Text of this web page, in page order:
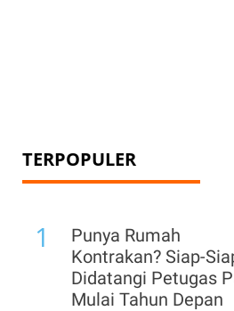
TERPOPULER
1
Punya Rumah
Kontrakan? Siap-
Didatangi Petugas
Mulai Tahun Depan